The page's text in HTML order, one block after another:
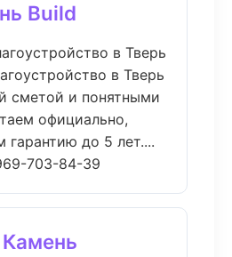
Build
в Тверь
в Тверь
сметой и понятными
официально,
гарантию до 5 лет....
703-84-39